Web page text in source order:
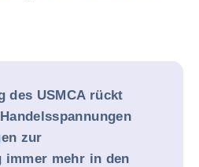
des USMCA rückt
zur
mehr in den